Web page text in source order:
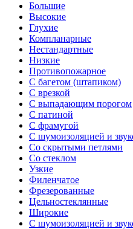
Большие
Высокие
Глухие
Компланарные
Нестандартные
Низкие
Противопожарное
С багетом (штапиком)
С врезкой
С выпадающим порогом
С патиной
С фрамугой
С шумоизоляцией и
Со скрытыми петлями
Со стеклом
Узкие
Филенчатое
Фрезерованные
Цельностеклянные
Широкие
С шумоизоляцией и